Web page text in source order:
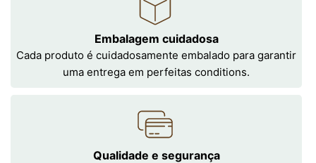
Embalagem cuidadosa
Cada produto é cuidadosamente embalado para garantir
uma entrega em perfeitas conditions.
Qualidade e segurança